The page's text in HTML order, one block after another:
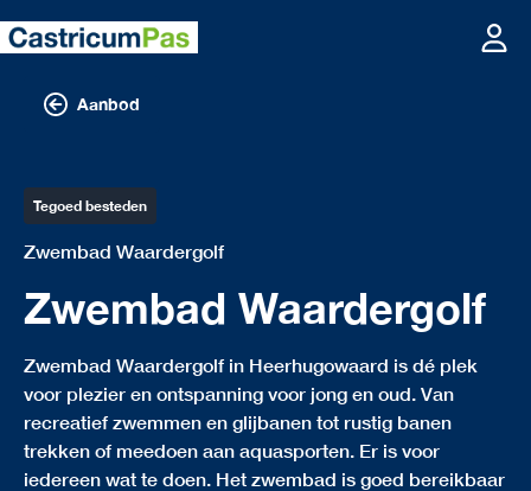
Aanbod
Tegoed besteden
Zwembad Waardergolf
Zwembad Waardergolf
Zwembad Waardergolf in Heerhugowaard is dé plek
voor plezier en ontspanning voor jong en oud. Van
recreatief zwemmen en glijbanen tot rustig banen
trekken of meedoen aan aquasporten. Er is voor
iedereen wat te doen. Het zwembad is goed bereikbaar